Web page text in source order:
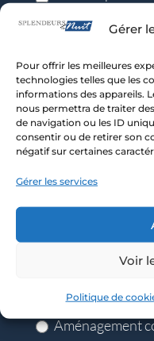
Gérer
Pour offrir les meilleures
technologies telles que les
informations des appareils.
nous permettra de traiter
de navigation ou les ID
consentir ou de retirer son
négatif sur certaines
Gérer les services
Voir
Politique de
Sentiers
écran
Chemin
3 - Type de
Maison construite
Maison à
Maison en
Aménagement